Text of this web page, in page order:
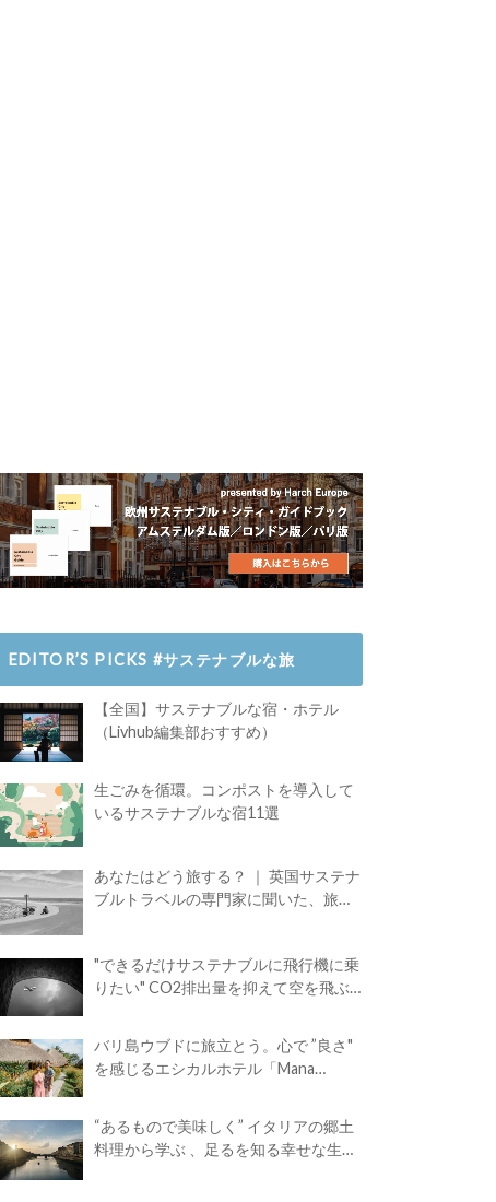
EDITOR’S PICKS #サステナブルな旅
【全国】サステナブルな宿・ホテル
（Livhub編集部おすすめ）
生ごみを循環。コンポストを導入して
いるサステナブルな宿11選
あなたはどう旅する？ ｜ 英国サステナ
ブルトラベルの専門家に聞いた、旅の
"できるだけサステナブルに飛行機に乗
りたい" CO2排出量を抑えて空を飛ぶ
バリ島ウブドに旅立とう。心で ”良さ"
を感じるエシカルホテル「Mana
“あるもので美味しく” イタリアの郷土
料理から学ぶ 、足るを知る幸せな生き